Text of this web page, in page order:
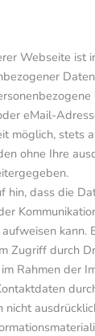
Webseite ist
eMail-
möglich, stets
ohne Ihre
hin, dass die
kann.
Zugriff durch
Rahmen der
nicht